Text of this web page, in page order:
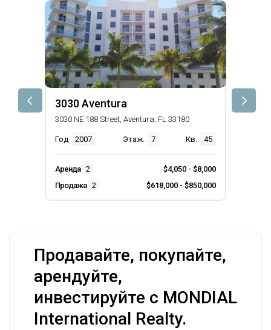
3030 Aventura
3030 NE 188 Street, Aventura, FL 33180
Год 2007 Этаж. 7 Кв. 45
Аренда 2
$4,050 - $8,000
Продажа 2 $618,000 - $850,000
Продавайте, покупайте,
арендуйте,
инвестируйте с MONDIAL
International Realty.